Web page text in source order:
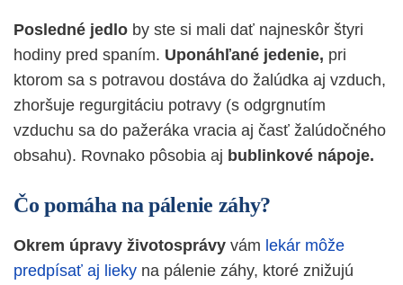
Posledné jedlo by ste si mali dať najneskôr štyri
hodiny pred spaním. Uponáhľané jedenie, pri
ktorom sa s potravou dostáva do žalúdka aj vzduch,
zhoršuje regurgitáciu potravy (s odgrgnutím
vzduchu sa do pažeráka vracia aj časť žalúdočného
obsahu). Rovnako pôsobia aj bublinkové nápoje.
Čo pomáha na pálenie záhy?
Okrem úpravy životosprávy vám lekár môže
predpísať aj lieky na pálenie záhy, ktoré znižujú